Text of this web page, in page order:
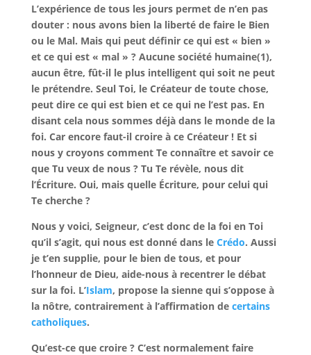
L’expérience de tous les jours permet de n’en pas
douter : nous avons bien la liberté de faire le Bien
ou le Mal. Mais qui peut définir ce qui est « bien »
et ce qui est « mal » ? Aucune société humaine(1),
aucun être, fût-il le plus intelligent qui soit ne peut
le prétendre. Seul Toi, le Créateur de toute chose,
peut dire ce qui est bien et ce qui ne l’est pas. En
disant cela nous sommes déjà dans le monde de la
foi. Car encore faut-il croire à ce Créateur ! Et si
nous y croyons comment Te connaître et savoir ce
que Tu veux de nous ? Tu Te révèle, nous dit
l’Écriture. Oui, mais quelle Écriture, pour celui qui
Te cherche ?
Nous y voici, Seigneur, c’est donc de la foi en Toi
qu’il s’agit, qui nous est donné dans le Crédo. Aussi
je t’en supplie, pour le bien de tous, et pour
l’honneur de Dieu, aide-nous à recentrer le débat
sur la foi. L’Islam, propose la sienne qui s’oppose à
la nôtre, contrairement à l’affirmation de certains
catholiques.
Qu’est-ce que croire ? C’est normalement faire